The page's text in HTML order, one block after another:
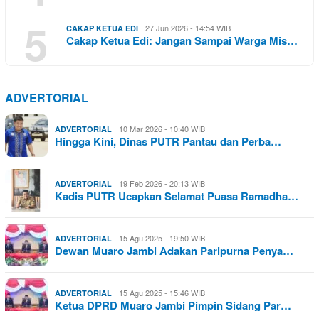
5 CAKAP KETUA EDI 27 Jun 2026 - 14:54 WIB
Cakap Ketua Edi: Jangan Sampai Warga Mis…
ADVERTORIAL
ADVERTORIAL 10 Mar 2026 - 10:40 WIB
Hingga Kini, Dinas PUTR Pantau dan Perba…
ADVERTORIAL 19 Feb 2026 - 20:13 WIB
Kadis PUTR Ucapkan Selamat Puasa Ramadha…
ADVERTORIAL 15 Agu 2025 - 19:50 WIB
Dewan Muaro Jambi Adakan Paripurna Penya…
ADVERTORIAL 15 Agu 2025 - 15:46 WIB
Ketua DPRD Muaro Jambi Pimpin Sidang Par…